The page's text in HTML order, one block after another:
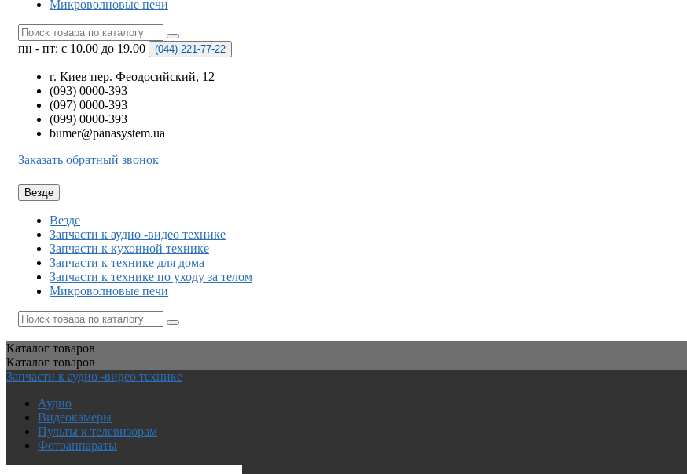
Микроволновые печи
пн - пт: с 10.00 до 19.00 (044) 221-77-22
г. Киев пер. Феодосийский, 12
(093) 0000-393
(097) 0000-393
(099) 0000-393
bumer@panasystem.ua
Заказать обратный звонок
Везде
Везде
Запчасти к аудио -видео технике
Запчасти к кухонной технике
Запчасти к технике для дома
Запчасти к технике по уходу за телом
Микроволновые печи
Каталог товаров
Каталог товаров
Запчасти к аудио -видео технике
Аудио
Видеокамеры
Пульты к телевизорам
Фотоаппараты